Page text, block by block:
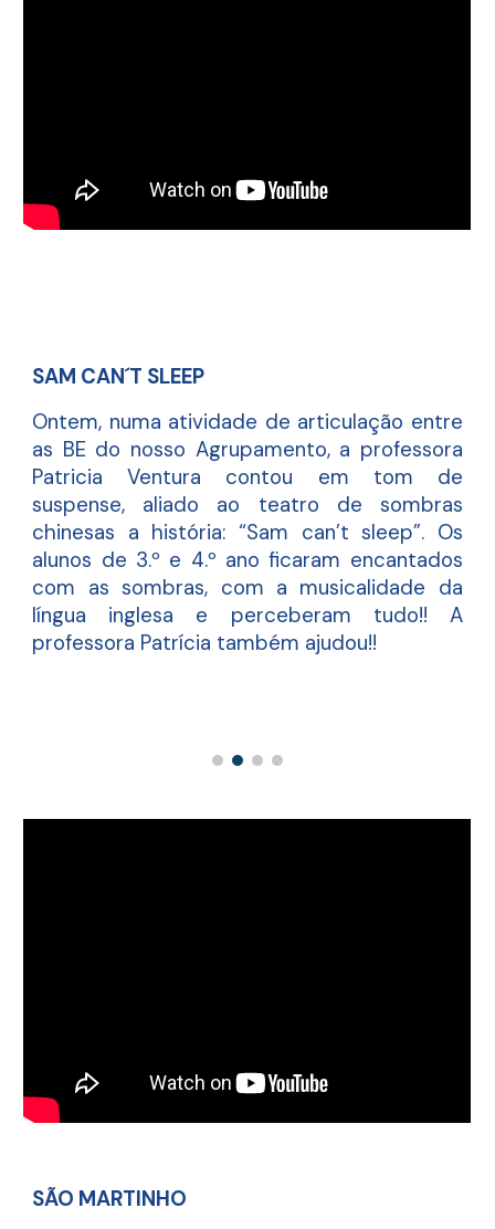
SAM CAN´T SLEEP
Ontem, numa atividade de articulação entre
as BE do nosso Agrupamento, a professora
Patricia Ventura contou em tom de
suspense, aliado ao teatro de sombras
chinesas a história: “Sam can’t sleep”. Os
alunos de 3.º e 4.º ano ficaram encantados
com as sombras, com a musicalidade da
língua inglesa e perceberam tudo!! A
professora Patrícia também ajudou!!
SÃO MARTINHO